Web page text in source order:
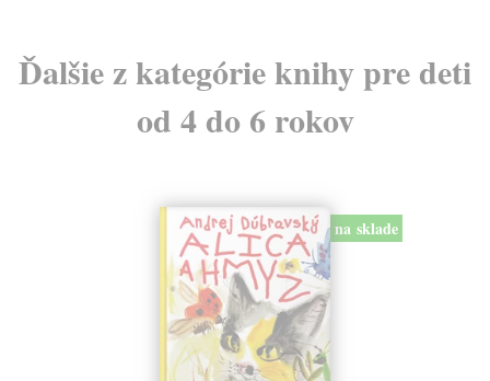
Ďalšie z kategórie knihy pre deti
od 4 do 6 rokov
na sklade